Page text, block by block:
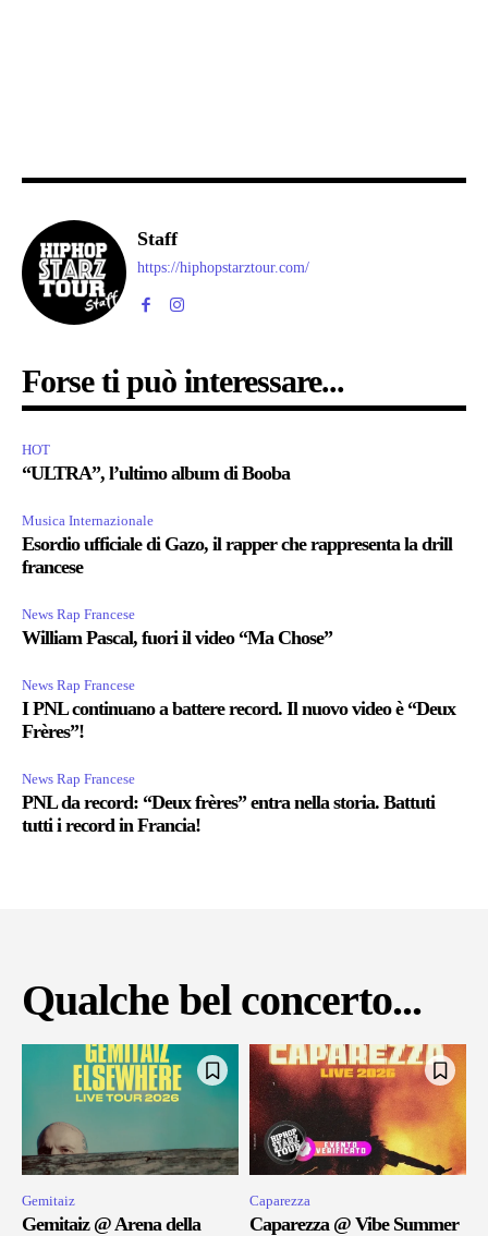
Staff
https://hiphopstarztour.com/
Forse ti può interessare...
HOT
“ULTRA”, l’ultimo album di Booba
Musica Internazionale
Esordio ufficiale di Gazo, il rapper che rappresenta la drill
francese
News Rap Francese
William Pascal, fuori il video “Ma Chose”
News Rap Francese
I PNL continuano a battere record. Il nuovo video è “Deux
Frères”!
News Rap Francese
PNL da record: “Deux frères” entra nella storia. Battuti
tutti i record in Francia!
Qualche bel concerto...
Gemitaiz
Gemitaiz @ Arena della
Caparezza
Caparezza @ Vibe Summer